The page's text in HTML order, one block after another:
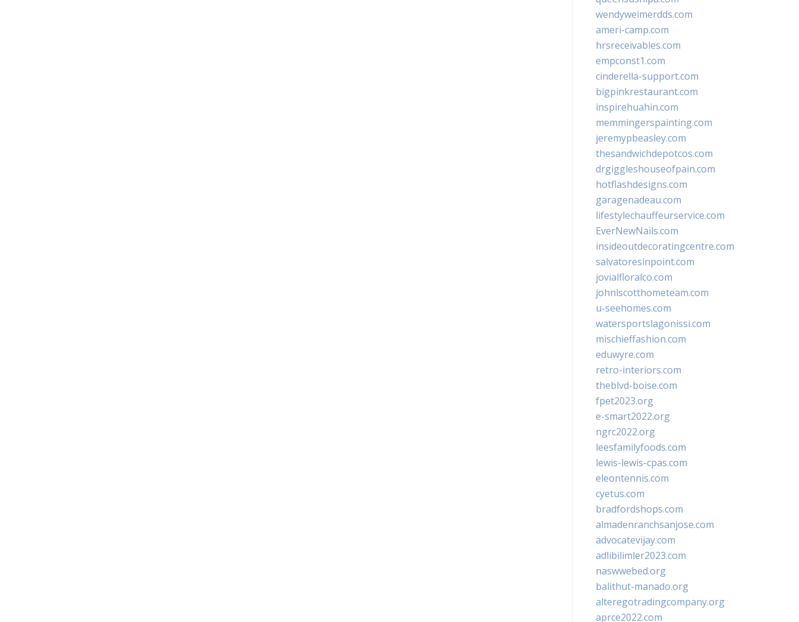
wendyweimerdds.com
ameri-camp.com
hrsreceivables.com
empconst1.com
cinderella-support.com
bigpinkrestaurant.com
inspirehuahin.com
memmingerspainting.com
jeremypbeasley.com
thesandwichdepotcos.com
drgiggleshouseofpain.com
hotflashdesigns.com
garagenadeau.com
lifestylechauffeurservice.com
EverNewNails.com
insideoutdecoratingcentre.com
salvatoresinpoint.com
jovialfloralco.com
johnlscotthometeam.com
u-seehomes.com
watersportslagonissi.com
mischieffashion.com
eduwyre.com
retro-interiors.com
theblvd-boise.com
fpet2023.org
e-smart2022.org
ngrc2022.org
leesfamilyfoods.com
lewis-lewis-cpas.com
eleontennis.com
cyetus.com
bradfordshops.com
almadenranchsanjose.com
advocatevijay.com
adlibilimler2023.com
naswwebed.org
balithut-manado.org
alteregotradingcompany.org
aprce2022.com